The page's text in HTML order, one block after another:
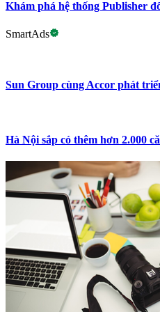
Khám phá hệ thống Publisher
SmartAds
Sun Group cùng Accor phát
Hà Nội sắp có thêm hơn 2.000